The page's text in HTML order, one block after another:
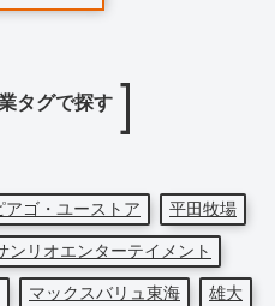
タグで探す
アゴ・ユーストア
平田牧場
ンリオエンターテイメント
マックスバリュ東海
雄大